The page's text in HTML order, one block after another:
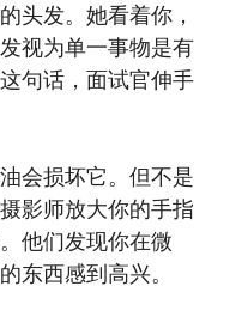
头发。她看着你，
视为单一事物是有
句话，面试官伸手
会损坏它。但不是
影师放大你的手指
他们发现你在微
东西感到高兴。